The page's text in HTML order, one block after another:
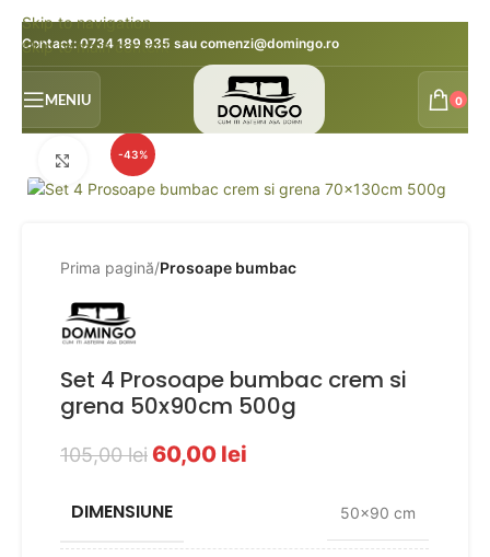
Skip to navigation
Skip to main content
Contact: 0734 189 935 sau comenzi@domingo.ro
MENIU 0
-43%
Faceți click pentru a mări
Prima pagină Prosoape bumbac
Set 4 Prosoape bumbac crem si
grena 50x90cm 500g
105,00lei60,00 lei
DIMENSIUNE 50×90 cm